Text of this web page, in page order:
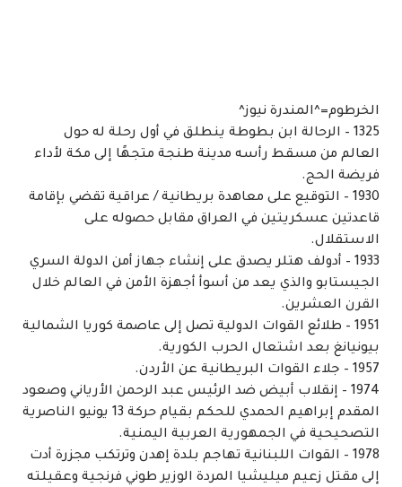
الخرطوم=^المندرة نيوز^
1325 – الرحالة ابن بطوطة ينطلق في أول رحلة له حول
العالم من مسقط رأسه مدينة طنجة متجهًا إلى مكة لأداء
فريضة الحج.
1930 – التوقيع على معاهدة بريطانية / عراقية تقضي بإقامة
قاعدتين عسكريتين في العراق مقابل حصوله على
الاستقلال.
1933 – أدولف هتلر يصدق على إنشاء جهاز أمن الدولة السري
الجيستابو والذي يعد من أسوأ أجهزة الأمن في العالم خلال
القرن العشرين.
1951 – طلائع القوات الدولية تصل إلى عاصمة كوريا الشمالية
بيونيانغ بعد اشتعال الحرب الكورية.
1957 – جلاء القوات البريطانية عن الأردن.
1974 – إنقلاب أبيض ضد الرئيس عبد الرحمن الأرياني وصعود
المقدم إبراهيم الحمدي للحكم بقيام حركة 13 يونيو الناصرية
التصحيحية في الجمهورية العربية اليمنية.
1978 – القوات اللبنانية تهاجم بلدة إهدن وترتكب مجزرة أدت
إلى مقتل زعيم ميليشيا المردة الوزير طوني فرنجية وعقيلته